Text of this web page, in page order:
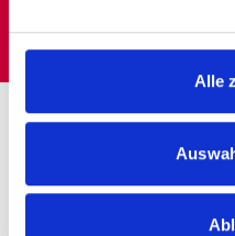
Alle
Sorgenfrei leasen